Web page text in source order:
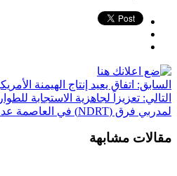
السابق: اتفاق يعيد إنتاج الهيمنة
التالي: تعزيزاً لجاهزية الاستجابة
لمدربي فرق (NDRT) في العاصمة عدن…
مقالات مشابهة